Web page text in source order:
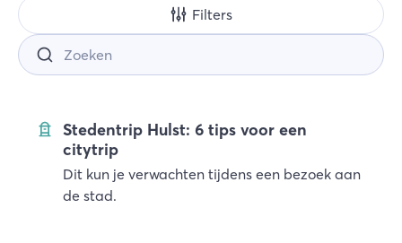
Filters
Stedentrip Hulst: 6 tips voor een
citytrip
Dit kun je verwachten tijdens een bezoek aan
de stad.